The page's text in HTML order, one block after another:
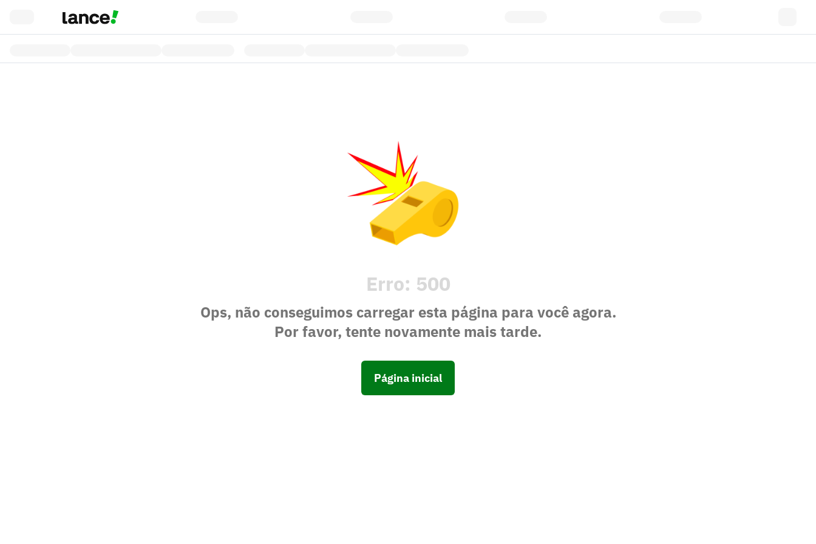
Erro: 500
Ops, não conseguimos carregar esta página para você agora.
Por favor, tente novamente mais tarde.
Página inicial